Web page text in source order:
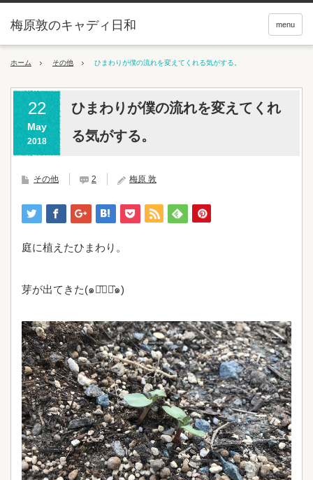
menu
梅原敦のキャディ日和
ホーム その他 ひまわりが僕の流れを変えてくれる気がする。
22
May
2018
ひまわりが僕の流れを変えてくれ
る気がする。
その他 2 梅原 敦
庭に植えたひまわり。
芽が出てきた(๑･̑◡･̑๑)